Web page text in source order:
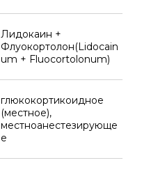
Лидокаин +
Флуокортолон(Lidocain
um + Fluocortolonum)
глюкокортикоидное
(местное),
местноанестезирующе
е